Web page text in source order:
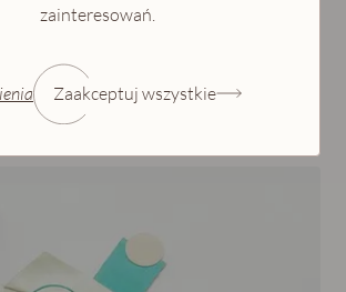
654,00 zł
Dodaj do koszyka
zainteresowań.
Zaakceptuj wszystkie